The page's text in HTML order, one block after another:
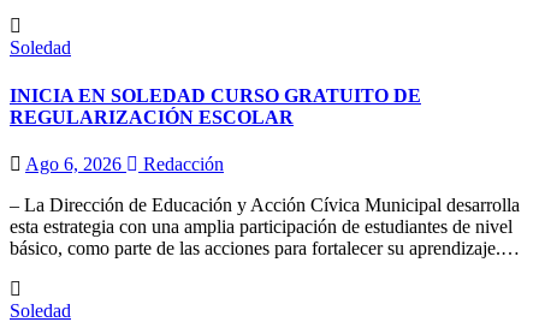
Soledad
INICIA EN SOLEDAD CURSO GRATUITO DE
REGULARIZACIÓN ESCOLAR
Ago 6, 2026
Redacción
– La Dirección de Educación y Acción Cívica Municipal desarrolla
esta estrategia con una amplia participación de estudiantes de nivel
básico, como parte de las acciones para fortalecer su aprendizaje.…
Soledad